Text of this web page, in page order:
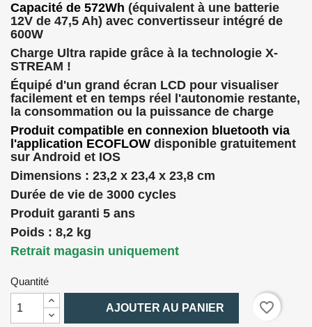
Capacité de 572Wh (équivalent à une batterie
12V de 47,5 Ah) avec convertisseur intégré de
600W
Charge Ultra rapide grâce à la technologie X-
STREAM !
Équipé d'un grand écran LCD pour visualiser
facilement et en temps réel l'autonomie restante,
la consommation ou la puissance de charge
Produit compatible en connexion bluetooth via
l'application ECOFLOW disponible gratuitement
sur Android et IOS
Dimensions : 23,2 x 23,4 x 23,8 cm
Durée de vie de 3000 cycles
Produit garanti 5 ans
Poids : 8,2 kg
Retrait magasin uniquement
Quantité
AJOUTER AU PANIER
favorite_border